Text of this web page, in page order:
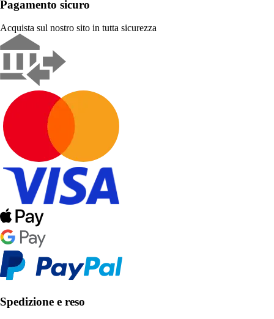
Pagamento sicuro
Acquista sul nostro sito in tutta sicurezza
Spedizione e reso